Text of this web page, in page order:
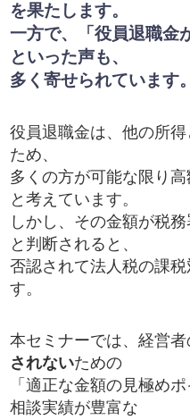
を果たします。
一方で、「役員退職金
といった声も、
多く寄せられています。
役員退職金は、他の所
ため、
多くの方が可能な限り
と考えています。
しかし、その金額が税
と判断されると、
否認されて法人税の課
す。
本セミナーでは、経営
されないための
「適正な金額の見極め
相談実績が豊富な